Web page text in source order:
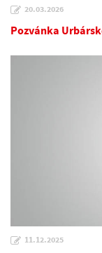
20.03.2026
Pozvánka
11.12.2025